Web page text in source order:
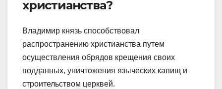
христианства?
Владимир князь способствовал
распространению христианства путем
осуществления обрядов крещения своих
подданных, уничтожения языческих капищ и
строительством церквей.